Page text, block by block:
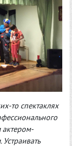
то спектаклях
актером-